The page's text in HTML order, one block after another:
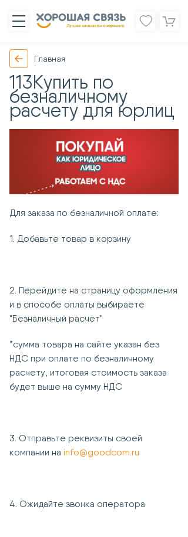
Главная
113Купить по
безналичному
расчету для юрлиц
Для заказа по безналичной оплате:
1. Добавьте товар в корзину
2. Перейдите на страницу оформления
и в способе оплаты выбираете
"Безналичный расчет"
*сумма товара на сайте указан без
НДС при оплате по безналичному
расчету, итоговая стоимость заказа
будет выше на сумму НДС
3. Отправьте реквизиты своей
компании на info@goodcom.ru
4. Ожидайте звонка оператора